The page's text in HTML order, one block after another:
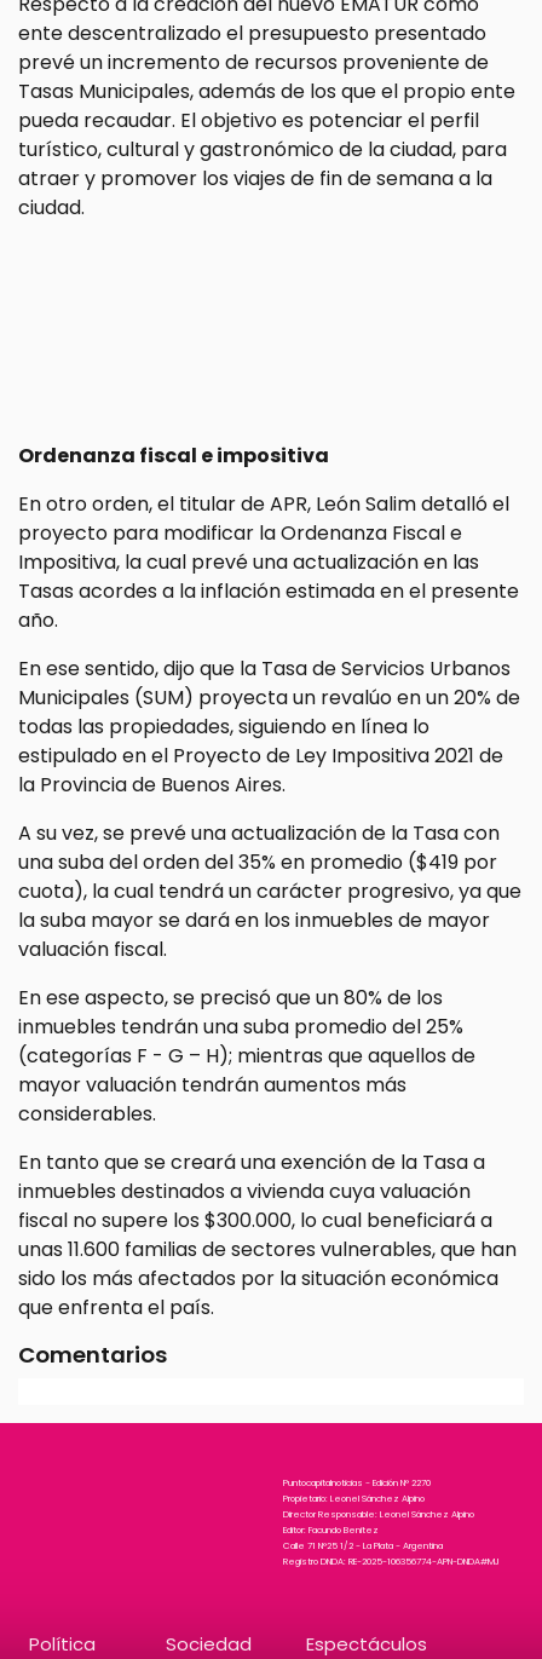
ente descentralizado el presupuesto presentado
prevé un incremento de recursos proveniente de
Tasas Municipales, además de los que el propio ente
pueda recaudar. El objetivo es potenciar el perfil
turístico, cultural y gastronómico de la ciudad, para
atraer y promover los viajes de fin de semana a la
ciudad.
Ordenanza fiscal e impositiva
En otro orden, el titular de APR, León Salim detalló el
proyecto para modificar la Ordenanza Fiscal e
Impositiva, la cual prevé una actualización en las
Tasas acordes a la inflación estimada en el presente
año.
En ese sentido, dijo que la Tasa de Servicios Urbanos
Municipales (SUM) proyecta un revalúo en un 20% de
todas las propiedades, siguiendo en línea lo
estipulado en el Proyecto de Ley Impositiva 2021 de
la Provincia de Buenos Aires.
A su vez, se prevé una actualización de la Tasa con
una suba del orden del 35% en promedio ($419 por
cuota), la cual tendrá un carácter progresivo, ya que
la suba mayor se dará en los inmuebles de mayor
valuación fiscal.
En ese aspecto, se precisó que un 80% de los
inmuebles tendrán una suba promedio del 25%
(categorías F - G – H); mientras que aquellos de
mayor valuación tendrán aumentos más
considerables.
En tanto que se creará una exención de la Tasa a
inmuebles destinados a vivienda cuya valuación
fiscal no supere los $300.000, lo cual beneficiará a
unas 11.600 familias de sectores vulnerables, que han
sido los más afectados por la situación económica
que enfrenta el país.
Comentarios
Puntocapitalnoticias - Edición N° 2270
Propietario: Leonel Sánchez Alpino
Director Responsable: Leonel Sánchez Alpino
Editor: Facundo Benitez
Calle 71 N°25 1/2 - La Plata - Argentina
Registro DNDA: RE-2025-106356774-APN-DNDA#MJ
Política
Sociedad
Espectáculos